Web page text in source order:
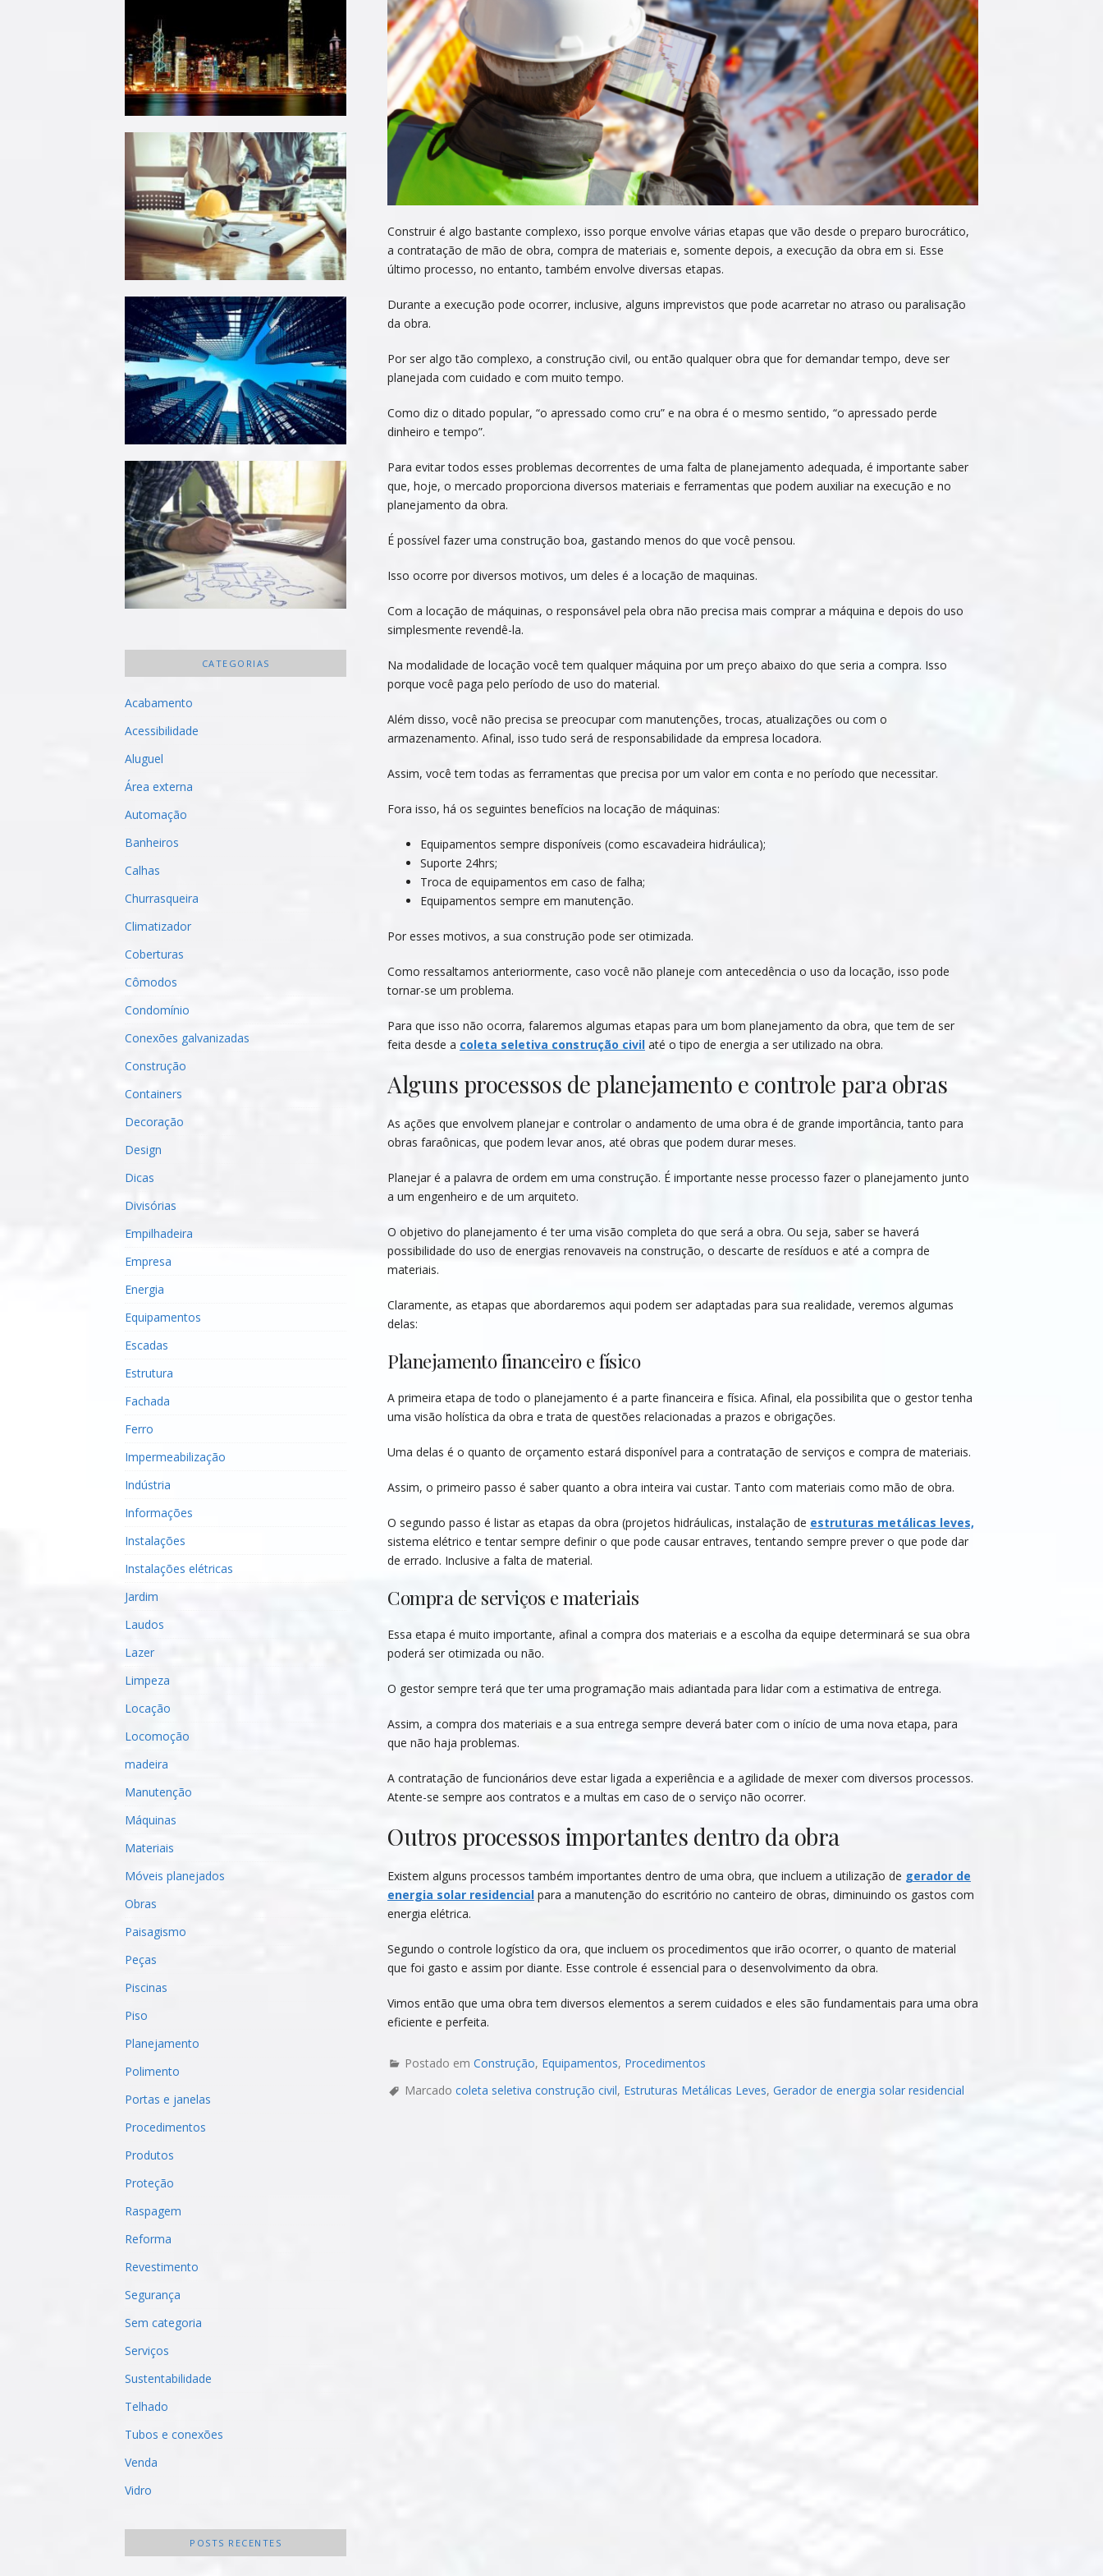
Construir é algo bastante complexo, isso porque envolve várias etapas que vão desde o preparo burocrático,
a contratação de mão de obra, compra de materiais e, somente depois, a execução da obra em si. Esse
último processo, no entanto, também envolve diversas etapas.
Durante a execução pode ocorrer, inclusive, alguns imprevistos que pode acarretar no atraso ou paralisação
da obra.
Por ser algo tão complexo, a construção civil, ou então qualquer obra que for demandar tempo, deve ser
planejada com cuidado e com muito tempo.
Como diz o ditado popular, “o apressado como cru” e na obra é o mesmo sentido, “o apressado perde
dinheiro e tempo”.
Para evitar todos esses problemas decorrentes de uma falta de planejamento adequada, é importante saber
que, hoje, o mercado proporciona diversos materiais e ferramentas que podem auxiliar na execução e no
planejamento da obra.
É possível fazer uma construção boa, gastando menos do que você pensou.
Isso ocorre por diversos motivos, um deles é a locação de maquinas.
Com a locação de máquinas, o responsável pela obra não precisa mais comprar a máquina e depois do uso
simplesmente revendê-la.
Na modalidade de locação você tem qualquer máquina por um preço abaixo do que seria a compra. Isso
porque você paga pelo período de uso do material.
Além disso, você não precisa se preocupar com manutenções, trocas, atualizações ou com o
armazenamento. Afinal, isso tudo será de responsabilidade da empresa locadora.
Assim, você tem todas as ferramentas que precisa por um valor em conta e no período que necessitar.
Fora isso, há os seguintes benefícios na locação de máquinas:
Equipamentos sempre disponíveis (como escavadeira hidráulica);
Suporte 24hrs;
Troca de equipamentos em caso de falha;
Equipamentos sempre em manutenção.
Por esses motivos, a sua construção pode ser otimizada.
Como ressaltamos anteriormente, caso você não planeje com antecedência o uso da locação, isso pode
tornar-se um problema.
Para que isso não ocorra, falaremos algumas etapas para um bom planejamento da obra, que tem de ser
feita desde a coleta seletiva construção civil até o tipo de energia a ser utilizado na obra.
Alguns processos de planejamento e controle para obras
As ações que envolvem planejar e controlar o andamento de uma obra é de grande importância, tanto para
obras faraônicas, que podem levar anos, até obras que podem durar meses.
Planejar é a palavra de ordem em uma construção. É importante nesse processo fazer o planejamento junto
a um engenheiro e de um arquiteto.
O objetivo do planejamento é ter uma visão completa do que será a obra. Ou seja, saber se haverá
possibilidade do uso de energias renovaveis na construção, o descarte de resíduos e até a compra de
materiais.
Claramente, as etapas que abordaremos aqui podem ser adaptadas para sua realidade, veremos algumas
delas:
Planejamento financeiro e físico
A primeira etapa de todo o planejamento é a parte financeira e física. Afinal, ela possibilita que o gestor tenha
uma visão holística da obra e trata de questões relacionadas a prazos e obrigações.
Uma delas é o quanto de orçamento estará disponível para a contratação de serviços e compra de materiais.
Assim, o primeiro passo é saber quanto a obra inteira vai custar. Tanto com materiais como mão de obra.
O segundo passo é listar as etapas da obra (projetos hidráulicas, instalação de estruturas metálicas leves,
sistema elétrico e tentar sempre definir o que pode causar entraves, tentando sempre prever o que pode dar
de errado. Inclusive a falta de material.
Compra de serviços e materiais
Essa etapa é muito importante, afinal a compra dos materiais e a escolha da equipe determinará se sua obra
poderá ser otimizada ou não.
O gestor sempre terá que ter uma programação mais adiantada para lidar com a estimativa de entrega.
Assim, a compra dos materiais e a sua entrega sempre deverá bater com o início de uma nova etapa, para
que não haja problemas.
A contratação de funcionários deve estar ligada a experiência e a agilidade de mexer com diversos processos.
Atente-se sempre aos contratos e a multas em caso de o serviço não ocorrer.
Outros processos importantes dentro da obra
Existem alguns processos também importantes dentro de uma obra, que incluem a utilização de gerador de
energia solar residencial para a manutenção do escritório no canteiro de obras, diminuindo os gastos com
energia elétrica.
Segundo o controle logístico da ora, que incluem os procedimentos que irão ocorrer, o quanto de material
que foi gasto e assim por diante. Esse controle é essencial para o desenvolvimento da obra.
Vimos então que uma obra tem diversos elementos a serem cuidados e eles são fundamentais para uma obra
eficiente e perfeita.
Postado em Construção, Equipamentos, Procedimentos
Marcado coleta seletiva construção civil, Estruturas Metálicas Leves, Gerador de energia solar residencial
CATEGORIAS
Acabamento
Acessibilidade
Aluguel
Área externa
Automação
Banheiros
Calhas
Churrasqueira
Climatizador
Coberturas
Cômodos
Condomínio
Conexões galvanizadas
Construção
Containers
Decoração
Design
Dicas
Divisórias
Empilhadeira
Empresa
Energia
Equipamentos
Escadas
Estrutura
Fachada
Ferro
Impermeabilização
Indústria
Informações
Instalações
Instalações elétricas
Jardim
Laudos
Lazer
Limpeza
Locação
Locomoção
madeira
Manutenção
Máquinas
Materiais
Móveis planejados
Obras
Paisagismo
Peças
Piscinas
Piso
Planejamento
Polimento
Portas e janelas
Procedimentos
Produtos
Proteção
Raspagem
Reforma
Revestimento
Segurança
Sem categoria
Serviços
Sustentabilidade
Telhado
Tubos e conexões
Venda
Vidro
POSTS RECENTES